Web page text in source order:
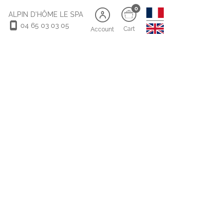
ALPIN D'HÔME LE SPA
04 65 03 03 05
Account
0
Cart